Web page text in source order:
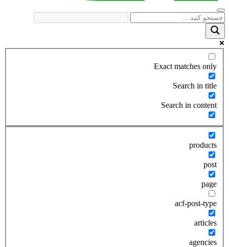
Exact matches only
Search in title
Search in content
products
post
page
acf-post-type
articles
agencies